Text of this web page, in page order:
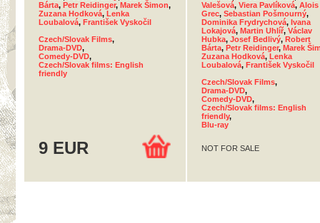
Bárta, Petr Reidinger, Marek Šimon,
Zuzana Hodková, Lenka
Loubalová, František Vyskočil
Czech/Slovak Films,
Drama-DVD,
Comedy-DVD,
Czech/Slovak films: English
friendly
9 EUR
Valešová, Viera Pavlíková, Alois
Grec, Sebastian Pošmourný,
Dominika Frydrychová, Ivana
Lokajová, Martin Uhlíř, Václav
Hubka, Josef Bedlivý, Robert
Bárta, Petr Reidinger, Marek
Zuzana Hodková, Lenka
Loubalová, František Vyskočil
Czech/Slovak Films,
Drama-DVD,
Comedy-DVD,
Czech/Slovak films: English
friendly,
Blu-ray
NOT FOR SALE